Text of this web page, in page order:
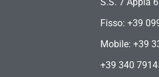
Fisso: +39
Mobile: +39
+39 340